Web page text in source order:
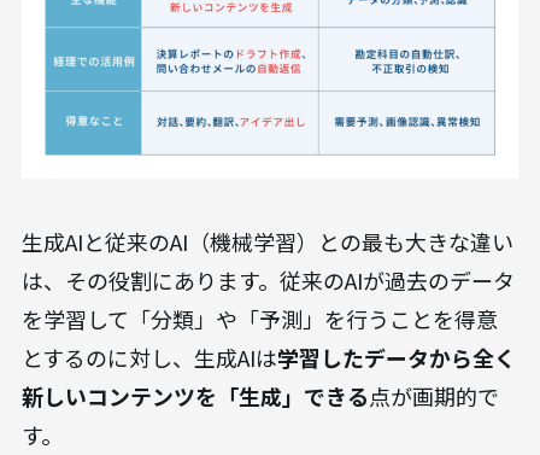
生成AIと従来のAI（機械学習）との最も大きな違い
は、その役割にあります。従来のAIが過去のデータ
を学習して「分類」や「予測」を行うことを得意
とするのに対し、生成AIは学習したデータから全く
新しいコンテンツを「生成」できる点が画期的で
す。